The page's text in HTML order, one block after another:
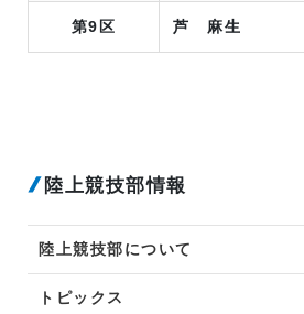
第9区 芦 麻生
陸上競技部情報
陸上競技部について
トピックス